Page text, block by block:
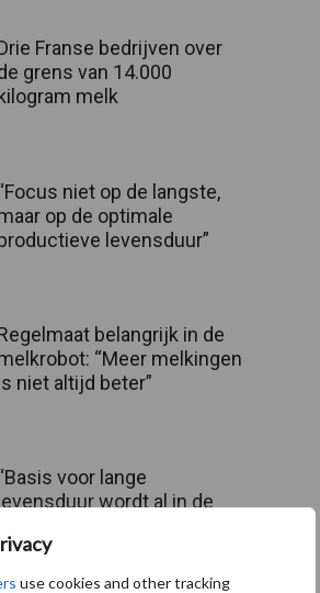
use cookies and other tracking
Franse bedrijven over
grens van 14.000
kilogram melk
niet op de langste,
op de optimale
levensduur”
belangrijk in de
“Meer melkingen
niet altijd beter”
voor lange
wordt al in de